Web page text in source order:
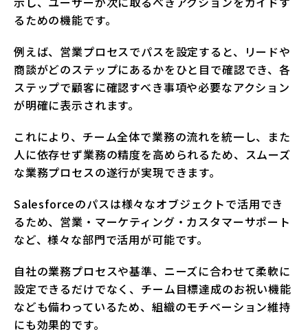
るための機能です。
例えば、営業プロセスでパスを設定すると、リードや
商談がどのステップにあるかをひと目で確認でき、各
ステップで顧客に確認すべき事項や必要なアクション
が明確に表示されます。
これにより、チーム全体で業務の流れを統一し、また
人に依存せず業務の精度を高められるため、スムーズ
な業務プロセスの遂行が実現できます。
Salesforceのパスは様々なオブジェクトで活用でき
るため、営業・マーケティング・カスタマーサポート
など、様々な部門で活用が可能です。
自社の業務プロセスや基準、ニーズに合わせて柔軟に
設定できるだけでなく、チーム目標達成のお祝い機能
なども備わっているため、組織のモチベーション維持
にも効果的です。